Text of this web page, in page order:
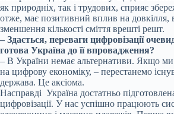
як природніх, так і трудових, сприяє
отже, має позитивний вплив на довкілля,
зменшення кількості сміття врешті решт.
– Здається, переваги цифровізації
готова Україна до її впровадження?
– В України немає альтернативи. Якщо
на цифрову економіку, – перестанемо
держава. Це аксіома.
Насправді Україна достатньо
цифровізації. У нас успішно працюють